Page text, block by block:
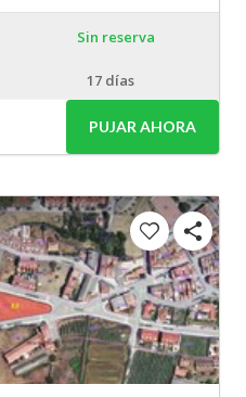
Sin reserva
17 días
PUJAR AHORA